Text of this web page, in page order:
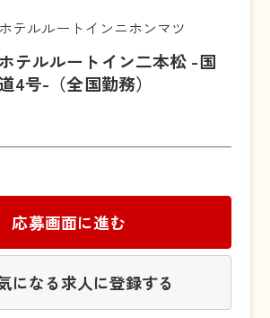
ホテルルートインニホンマツ
ホテルルートイン二本松 -国
4号-（全国勤務）
応募画面に進む
になる求人に登録する